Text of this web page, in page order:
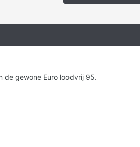
de gewone Euro loodvrij 95.